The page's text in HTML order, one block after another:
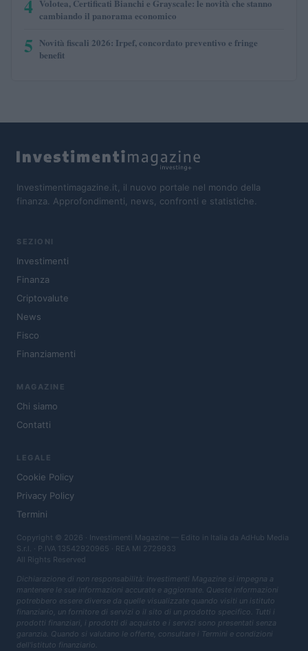
4 Volotea, Certificati Bianchi e Grayscale: le novità che stanno
cambiando il panorama economico
5 Novità fiscali 2026: Irpef, concordato preventivo e fringe
benefit
Investimentimagazine.it, il nuovo portale nel mondo della
finanza. Approfondimenti, news, confronti e statistiche.
SEZIONI
Investimenti
Finanza
Criptovalute
News
Fisco
Finanziamenti
MAGAZINE
Chi siamo
Contatti
LEGALE
Cookie Policy
Privacy Policy
Termini
Copyright © 2026 · Investimenti Magazine — Edito in Italia da AdHub Media
S.r.l. · P.IVA 13542920965 · REA MI 2729933
All Rights Reserved
Dichiarazione di non responsabilità: Investimenti Magazine si impegna a
mantenere le sue informazioni accurate e aggiornate. Queste informazioni
potrebbero essere diverse da quelle visualizzate quando visiti un istituto
finanziario, un fornitore di servizi o il sito di un prodotto specifico. Tutti i
prodotti finanziari, i prodotti di acquisto e i servizi sono presentati senza
garanzia. Quando si valutano le offerte, consultare i Termini e condizioni
dell'istituto finanziario.